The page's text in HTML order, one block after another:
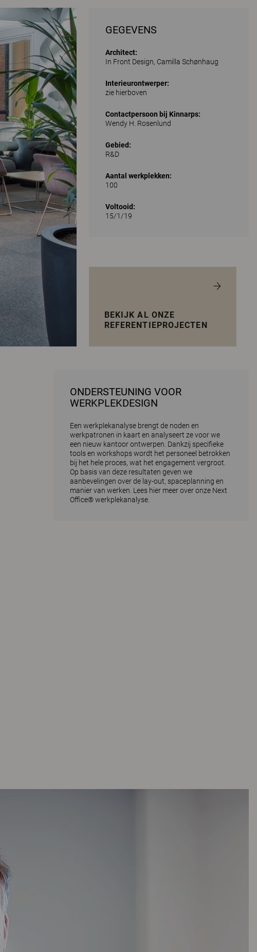
GEGEVENS
Architect:
In Front Design, Camilla Schønhaug
Interieurontwerper:
zie hierboven
Contactpersoon bij Kinnarps:
Wendy H. Rosenlund
Gebied:
R&D
Aantal werkplekken:
100
Voltooid:
15/1/19
BEKIJK AL ONZE
REFERENTIEPROJECTEN
ONDERSTEUNING VOOR
WERKPLEKDESIGN
Een werkplekanalyse brengt de noden en
werkpatronen in kaart en analyseert ze voor we
een nieuw kantoor ontwerpen. Dankzij specifieke
tools en workshops wordt het personeel betrokken
bij het hele proces, wat het engagement vergroot.
Op basis van deze resultaten geven we
aanbevelingen over de lay-out, spaceplanning en
manier van werken. Lees hier meer over onze Next
Office® werkplekanalyse.